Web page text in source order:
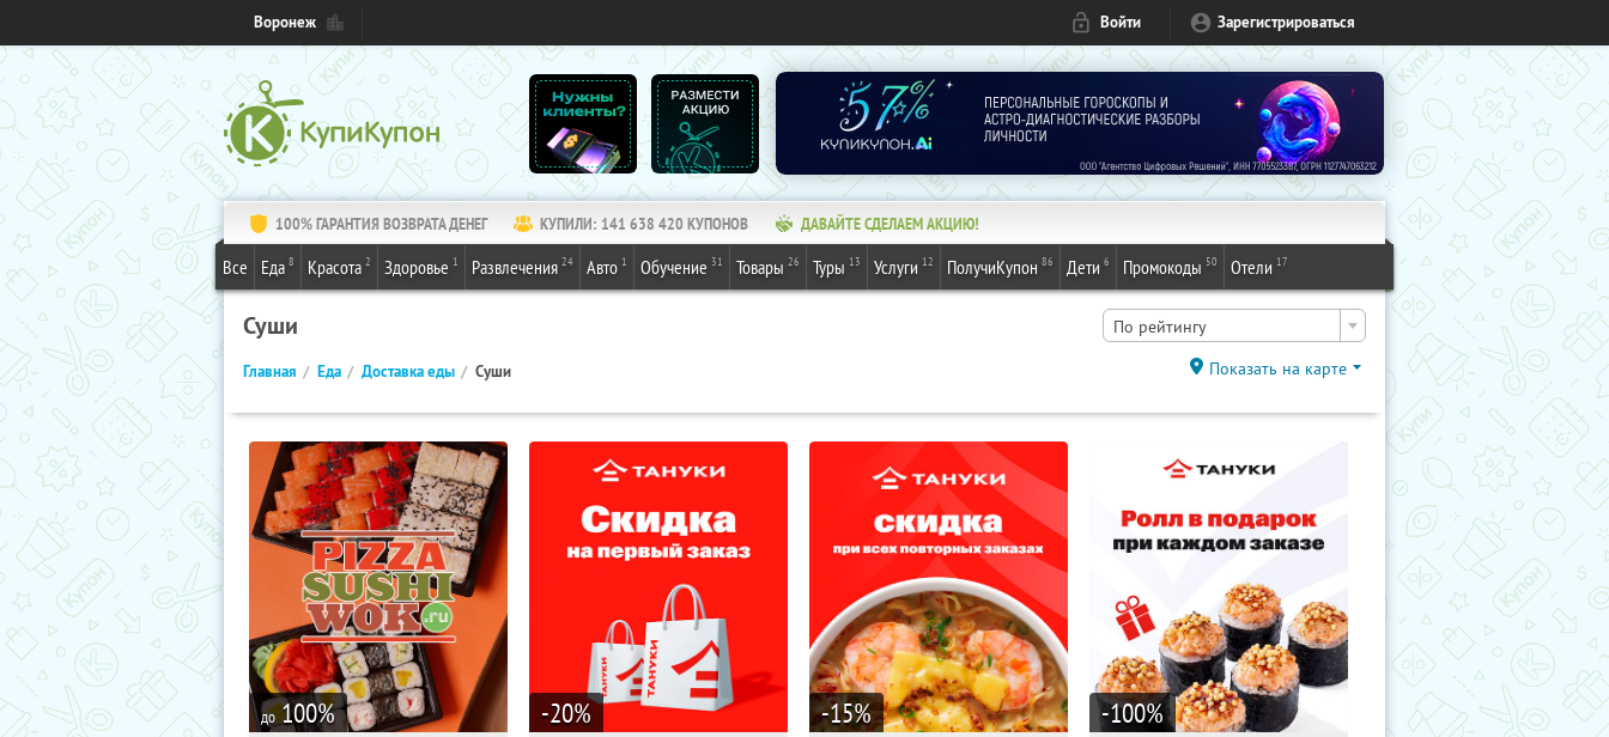
Воронеж Войти Зарегистрироваться
100% ГАРАНТИЯ ВОЗВРАТА ДЕНЕГ КУПИЛИ: 141 638 420КУПОНОВ ДАВАЙТЕ СДЕЛАЕМ АКЦИЮ!
Все Еда 8 Красота 2 Здоровье 1 Развлечения 24 Авто 1 Обучение 31 Товары 26 Туры 13 Услуги 12 ПолучиКупон 86 Дети 6 Промокоды 50 Отели 17
Суши По рейтингу
Главная Еда Доставка еды Суши Показать на карте
до 100% -20% -15% -100%